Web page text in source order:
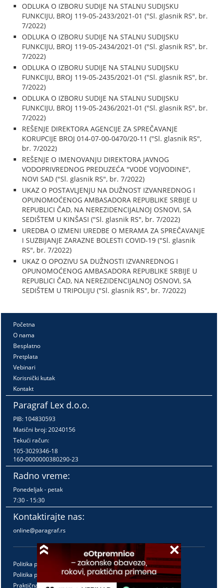
ODLUKA O IZBORU SUDIJE NA STALNU SUDIJSKU
FUNKCIJU, BROJ 119-05-2433/2021-01 ("Sl. glasnik RS", br.
7/2022)
ODLUKA O IZBORU SUDIJE NA STALNU SUDIJSKU
FUNKCIJU, BROJ 119-05-2434/2021-01 ("Sl. glasnik RS", br.
7/2022)
ODLUKA O IZBORU SUDIJE NA STALNU SUDIJSKU
FUNKCIJU, BROJ 119-05-2435/2021-01 ("Sl. glasnik RS", br.
7/2022)
ODLUKA O IZBORU SUDIJE NA STALNU SUDIJSKU
FUNKCIJU, BROJ 119-05-2436/2021-01 ("Sl. glasnik RS", br.
7/2022)
REŠENJE DIREKTORA AGENCIJE ZA SPREČAVANJE
KORUPCIJE BROJ 014-07-00-0470/20-11 ("Sl. glasnik RS",
br. 7/2022)
REŠENJE O IMENOVANJU DIREKTORA JAVNOG
VODOPRIVREDNOG PREDUZEĆA "VODE VOJVODINE",
NOVI SAD ("Sl. glasnik RS", br. 7/2022)
UKAZ O POSTAVLJENJU NA DUŽNOST IZVANREDNOG I
OPUNOMOĆENOG AMBASADORA REPUBLIKE SRBIJE U
REPUBLICI ČAD, NA NEREZIDENCIJALNOJ OSNOVI, SA
SEDIŠTEM U KINŠASI ("Sl. glasnik RS", br. 7/2022)
UREDBA O IZMENI UREDBE O MERAMA ZA SPREČAVANJE
I SUZBIJANJE ZARAZNE BOLESTI COVID-19 ("Sl. glasnik
RS", br. 7/2022)
UKAZ O OPOZIVU SA DUŽNOSTI IZVANREDNOG I
OPUNOMOĆENOG AMBASADORA REPUBLIKE SRBIJE U
REPUBLICI ČAD, NA NEREZIDENCIJALNOJ OSNOVI, SA
SEDIŠTEM U TRIPOLIJU ("Sl. glasnik RS", br. 7/2022)
Početna
O nama
Besplatno
Pretplata
Vebinari
Korisnički kutak
Kontakt
Paragraf Lex d.o.o.
PIB: 104830593
Matični broj: 20240156
Tekući račun:
105-3029346-18
160-0000000380290-23
Radno vreme:
Ponedeljak - petak
7:30 - 15:30
Kontaktirajte nas:
online@paragraf.rs
Politika privatnosti
Politika pružanja usluga
Praktična pravila pružanja usluga